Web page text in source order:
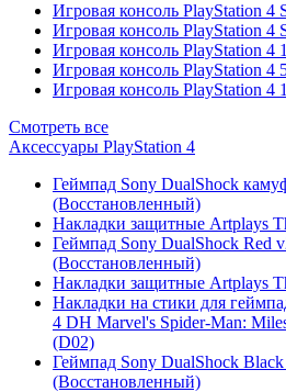
Игровая консоль PlayStation 4
Игровая консоль PlayStation 4
Игровая консоль PlayStation 4
Игровая консоль PlayStation 4
Игровая консоль PlayStation 4
Смотреть все
Аксессуары PlayStation 4
Геймпад Sony DualShock
(Восстановленный)
Накладки защитные Artplays
Геймпад Sony DualShock Red
(Восстановленный)
Накладки защитные Artplays
Накладки на стики для
4 DH Marvel's Spider-Man:
(D02)
Геймпад Sony DualShock
(Восстановленный)